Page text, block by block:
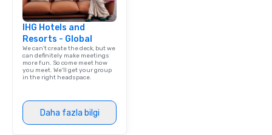
IHG Hotels and
Resorts - Global
We can't create the deck, but we
can definitely make meetings
more fun. So come meet how
you meet. We'll get your group
in the right headspace.
Daha fazla bilgi